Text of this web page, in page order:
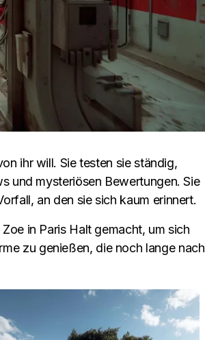
ihr will. Sie testen sie ständig,
und mysteriösen Bewertungen. Sie
an den sie sich kaum erinnert.
in Paris Halt gemacht, um sich
zu genießen, die noch lange nach